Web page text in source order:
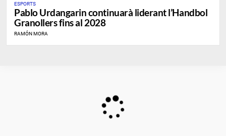
ESPORTS
Pablo Urdangarin continuarà liderant l’Handbol
Granollers fins al 2028
RAMÓN MORA